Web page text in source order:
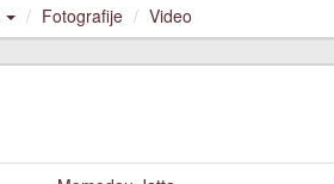
Fotografije Video